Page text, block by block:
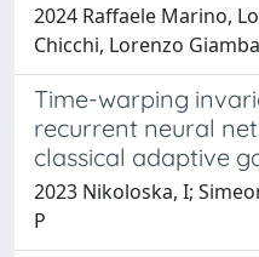
2024 Raffaele Marino,
Chicchi, Lorenzo
Time-warping
recurrent neural
classical adaptive
2023 Nikoloska, I;
P